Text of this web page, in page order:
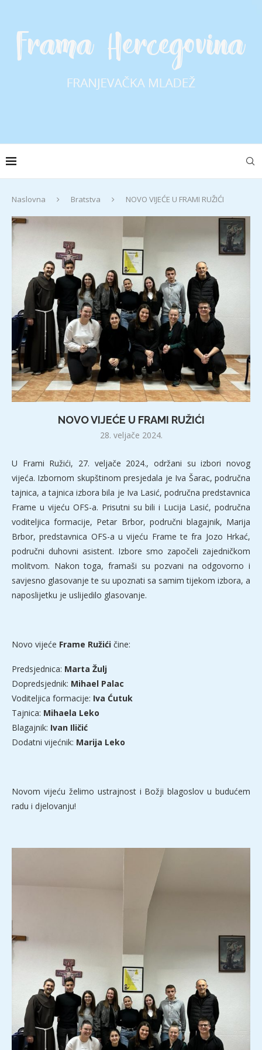
Naslovna Bratstva NOVO VIJEĆE U FRAMI RUŽIĆI
NOVO VIJEĆE U FRAMI RUŽIĆI
28. veljače 2024.
U Frami Ružići, 27. veljače 2024., održani su izbori novog
vijeća. Izbornom skupštinom presjedala je Iva Šarac, područna
tajnica, a tajnica izbora bila je Iva Lasić, područna predstavnica
Frame u vijeću OFS-a. Prisutni su bili i Lucija Lasić, područna
voditeljica formacije, Petar Brbor, područni blagajnik, Marija
Brbor, predstavnica OFS-a u vijeću Frame te fra Jozo Hrkać,
područni duhovni asistent. Izbore smo započeli zajedničkom
molitvom. Nakon toga, framaši su pozvani na odgovorno i
savjesno glasovanje te su upoznati sa samim tijekom izbora, a
naposlijetku je uslijedilo glasovanje.
Novo vijeće Frame Ružići čine:
Predsjednica: Marta Žulj
Dopredsjednik: Mihael Palac
Voditeljica formacije: Iva Ćutuk
Tajnica: Mihaela Leko
Blagajnik: Ivan Iličić
Dodatni vijećnik: Marija Leko
Novom vijeću želimo ustrajnost i Božji blagoslov u budućem
radu i djelovanju!